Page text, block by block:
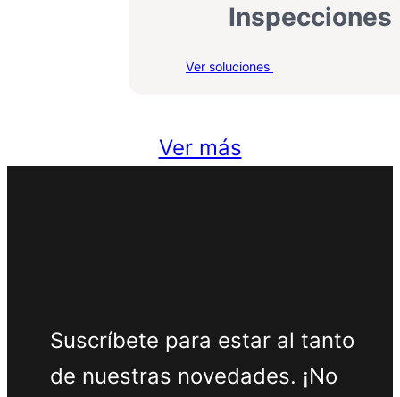
Inspecciones
Ver soluciones
Ver más
Suscríbete para estar al tanto
de nuestras novedades. ¡No